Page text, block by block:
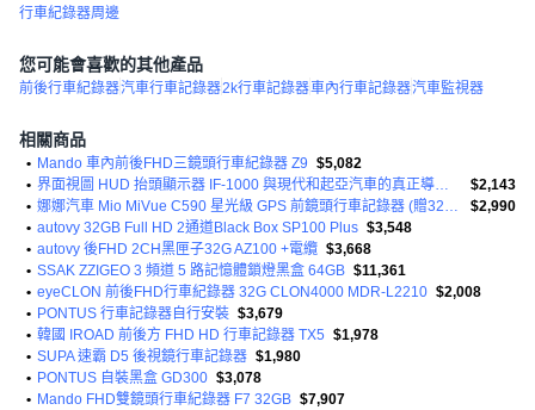
行車紀錄器周邊
您可能會喜歡的其他產品
前後行車紀錄器汽車行車記錄器2k行車記錄器車內行車記錄器汽車監視器
相關商品
• Mando 車內前後FHD三鏡頭行車紀錄器 Z9 $5,082
•
界面視圖 HUD 抬頭顯示器 IF-1000 與現代和起亞汽車的真正導航相連
$2,143
•
娜娜汽車 Mio MiVue C590 星光級 GPS 前鏡頭行車記錄器 (贈32G記憶卡)
$2,990
• autovy 32GB Full HD 2通道Black Box SP100 Plus $3,548
• autovy 後FHD 2CH黑匣子32G AZ100 +電纜 $3,668
• SSAK ZZIGEO 3 頻道 5 路記憶體鎖燈黑盒 64GB $11,361
• eyeCLON 前後FHD行車紀錄器 32G CLON4000 MDR-L2210 $2,008
• PONTUS 行車記錄器自行安裝 $3,679
• 韓國 IROAD 前後方 FHD HD 行車記錄器 TX5 $1,978
• SUPA 速霸 D5 後視鏡行車記錄器 $1,980
• PONTUS 自裝黑盒 GD300 $3,078
• Mando FHD雙鏡頭行車紀錄器 F7 32GB $7,907